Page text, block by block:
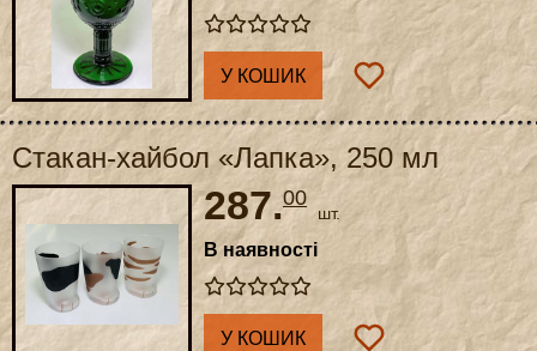
У КОШИК
Стакан-хайбол «Лапка», 250 мл
287.00
шт.
В наявності
У КОШИК